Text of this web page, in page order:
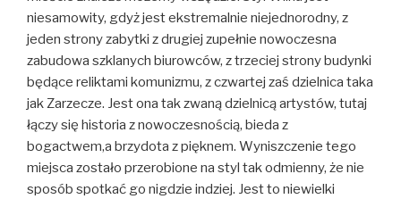
niesamowity, gdyż jest ekstremalnie niejednorodny, z
jeden strony zabytki z drugiej zupełnie nowoczesna
zabudowa szklanych biurowców, z trzeciej strony budynki
będące reliktami komunizmu, z czwartej zaś dzielnica taka
jak Zarzecze. Jest ona tak zwaną dzielnicą artystów, tutaj
łączy się historia z nowoczesnością, bieda z
bogactwem,a brzydota z pięknem. Wyniszczenie tego
miejsca zostało przerobione na styl tak odmienny, że nie
sposób spotkać go nigdzie indziej. Jest to niewielki